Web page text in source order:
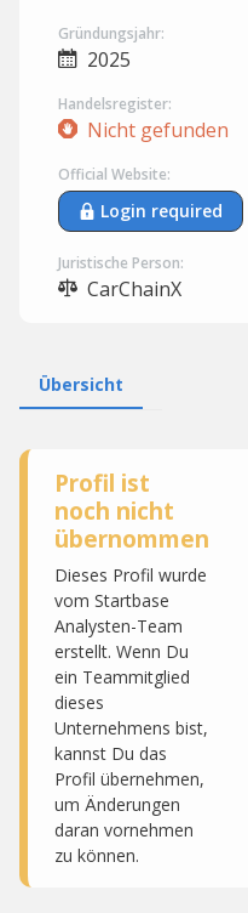
Gründungsjahr:
2025
Handelsregister:
Nicht gefunden
Official Website:
Login required
Juristische Person:
CarChainX
Übersicht
Profil ist
noch nicht
übernommen
Dieses Profil wurde
vom Startbase
Analysten-Team
erstellt. Wenn Du
ein Teammitglied
dieses
Unternehmens bist,
kannst Du das
Profil übernehmen,
um Änderungen
daran vornehmen
zu können.